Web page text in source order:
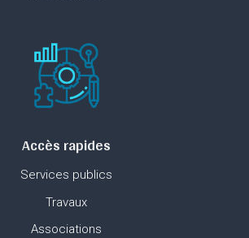
Accès rapides
Services publics
Travaux
Associations